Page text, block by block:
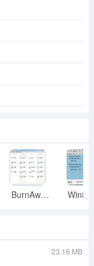
BurnAware
23.16 MB